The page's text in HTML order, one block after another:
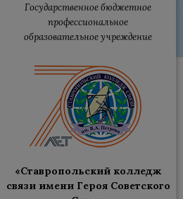
Государственное бюджетное
профессиональное
образовательное учреждение
«Ставропольский колледж
связи имени Героя Советского